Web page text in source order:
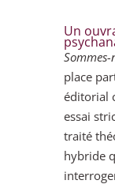
Un
place
éditorial
essai
traité
hybride